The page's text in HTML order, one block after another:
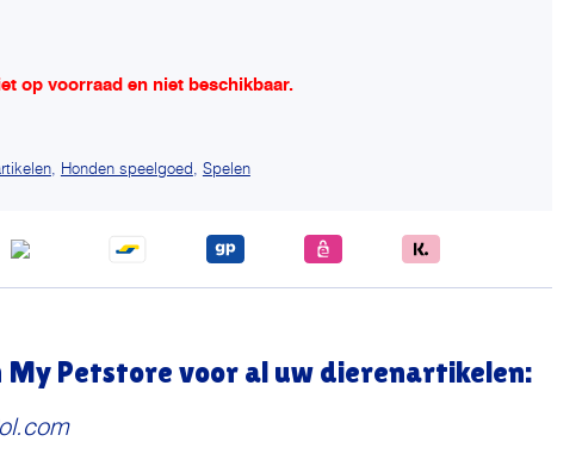
op voorraad en niet beschikbaar.
, Honden speelgoed, Spelen
My Petstore voor al uw dierenartikelen: